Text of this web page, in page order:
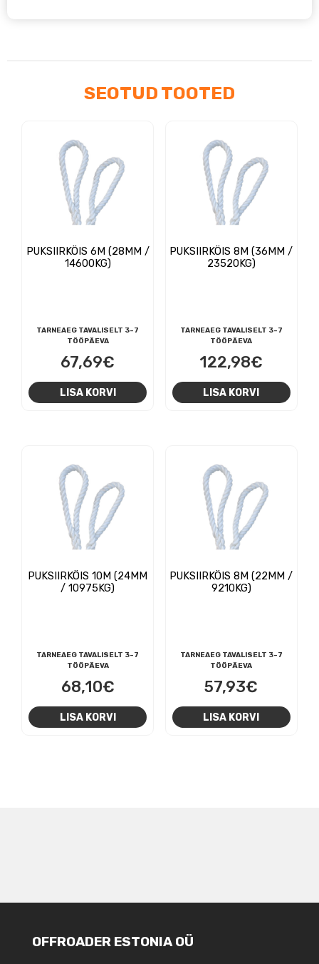
SEOTUD TOOTED
PUKSIIRKÖIS 6M (28MM /
14600KG)
TARNEAEG TAVALISELT 3-7
TÖÖPÄEVA
67,69€
LISA KORVI
PUKSIIRKÖIS 8M (36MM /
23520KG)
TARNEAEG TAVALISELT 3-7
TÖÖPÄEVA
122,98€
LISA KORVI
PUKSIIRKÖIS 10M (24MM
/ 10975KG)
TARNEAEG TAVALISELT 3-7
TÖÖPÄEVA
68,10€
LISA KORVI
PUKSIIRKÖIS 8M (22MM /
9210KG)
TARNEAEG TAVALISELT 3-7
TÖÖPÄEVA
57,93€
LISA KORVI
OFFROADER ESTONIA OÜ